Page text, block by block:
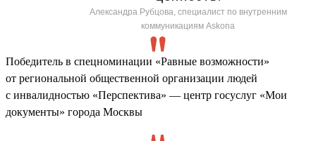
Александра Рубцова, специалист по внутренним
коммуникациям Askona
Победитель в спецноминации «Равные возможности»
от региональной общественной организации людей
с инвалидностью «Перспектива» — центр госуслуг «Мои
документы» города Москвы